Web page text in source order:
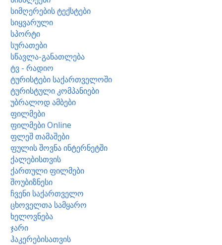
სიმღერების ტექსტები
სიყვარული
სპორტი
სურათები
სწავლა-განათლება
ტვ - რადიო
ტურისტები საქართველოში
ტურისტული კომპანიები
უბრალოდ ამბები
ფილმები
ფილმები Online
ფლეშ თამაშები
ფულის შოვნა ინტერნეტში
ქალებისთვის
ქართული ფილმები
შოუბიზნესი
ჩვენი საქართველო
ცხოველთა სამყარო
ხელოვნება
ჯარი
ჰაკერებისათვის